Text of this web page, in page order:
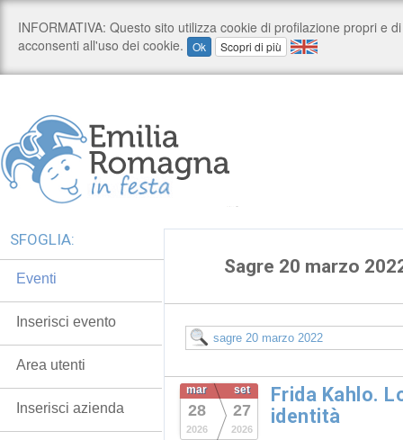
Sagre 20 marzo
mar
28
2026
set
27
2026
Frida Kahlo.
identità
SFOGLIA:
Eventi
Inserisci evento
Area utenti
Inserisci azienda